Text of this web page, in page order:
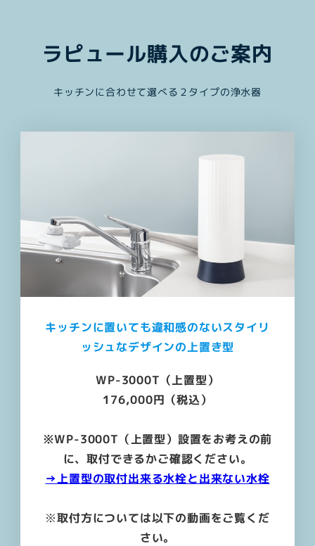
ラピュール購入のご案内
キッチンに合わせて選べる２タイプの浄水器
キッチンに置いても違和感のないスタイリ
ッシュなデザインの上置き型
WP-3000T（上置型）
176,000円（税込）
※WP-3000T（上置型）設置をお考えの前
に、取付できるかご確認ください。
→上置型の取付出来る水栓と出来ない水栓
※取付方については以下の動画をご覧くだ
さい。